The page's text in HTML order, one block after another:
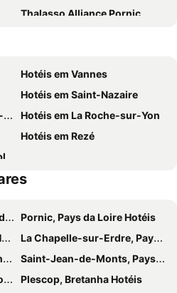
Thalasso Alliance Pornic
Église Saint-Philbert
Hotéis em Vannes
Hotéis em Saint-Nazaire
Hotéis em La Roche-sur-Yon
Hotéis em Rezé
Pornic, Pays da Loire Hotéis
La Chapelle-sur-Erdre, Pays da Loire Hotéis
Saint-Jean-de-Monts, Pays da Loire Hotéis
Plescop, Bretanha Hotéis